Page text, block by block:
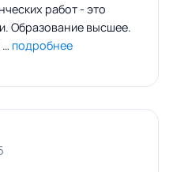
работ - это
Образование высшее.
подробнее